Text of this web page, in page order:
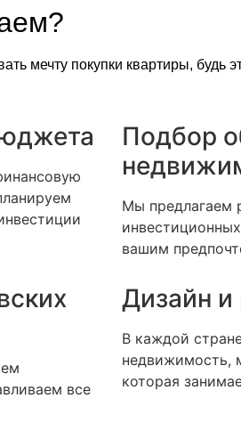
мечту покупки квартиры, будь
Подбор
Мы предлагаем
вашим
все
Дизайн и
В каждой
недвижимость,
которая